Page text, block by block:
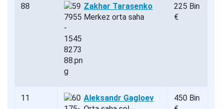
88
Zakhar Tarasenko
Merkez orta saha
225 Bin
€
11
Aleksandr Gagloev
450 Bin